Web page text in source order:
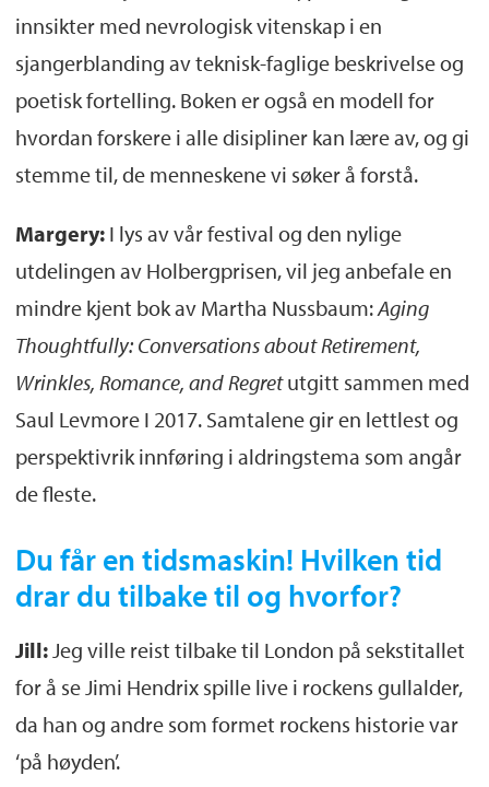
innsikter med nevrologisk vitenskap i en
sjangerblanding av teknisk-faglige beskrivelse og
poetisk fortelling. Boken er også en modell for
hvordan forskere i alle disipliner kan lære av, og gi
stemme til, de menneskene vi søker å forstå.
Margery:I lys av vår festival og den nylige
utdelingen av Holbergprisen, vil jeg anbefale en
mindre kjent bok av Martha Nussbaum:Aging
Thoughtfully: Conversations about Retirement,
Wrinkles, Romance, and Regretutgitt sammen med
Saul Levmore I 2017. Samtalene gir en lettlest og
perspektivrik innføring i aldringstema som angår
de fleste.
Du får en tidsmaskin! Hvilken tid
drar du tilbake til og hvorfor?
Jill:Jeg ville reist tilbake til London på sekstitallet
for å se Jimi Hendrix spille live i rockens gullalder,
da han og andre som formet rockens historie var
‘på høyden’.